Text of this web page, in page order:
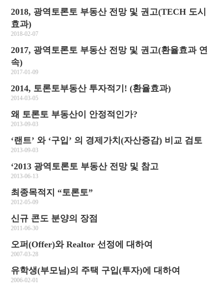
2018, 광역토론토 부동산 전망 및 권고(TECH 도시
효과)
2018-02-07
2017, 광역토론토 부동산 전망 및 권고(환율효과 연
속)
2017-01-09
2014, 토론토부동산 투자적기! (환율효과)
2014-03-05
왜 토론토 부동산이 안정적인가?
2013-09-03
‘랜트’ 와 ‘구입’ 의 경제가치(자산증감) 비교 검토
2013-09-03
‘2013 광역토론토 부동산 전망 및 참고
2013-06-13
최종목적지 “토론토”
2012-05-09
신규 콘도 분양의 장점
2011-06-30
오퍼(Offer)와 Realtor 선정에 대하여
2007-03-28
유학생(부모님)의 주택 구입(투자)에 대하여
2006-02-01